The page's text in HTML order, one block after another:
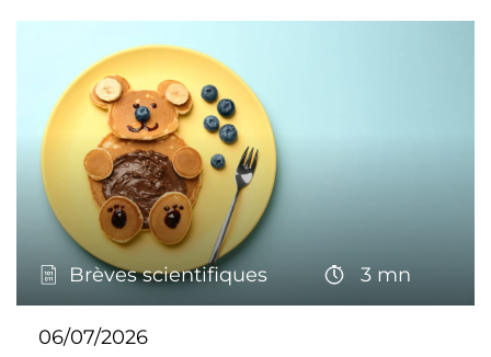
Brèves scientifiques 3 mn
06/07/2026